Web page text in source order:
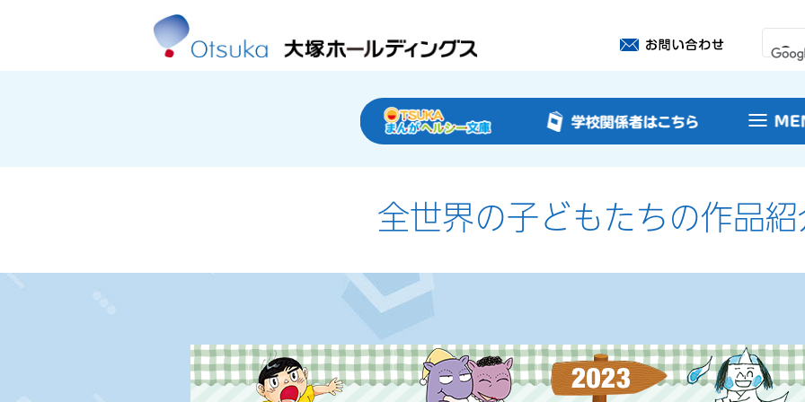
全世界の子どもたちの作品